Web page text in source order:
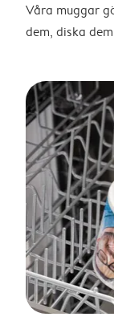
Våra muggar
dem, diska